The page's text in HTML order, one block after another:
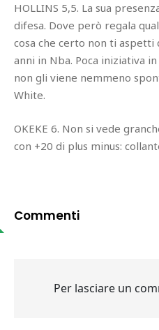
HOLLINS 5,5. La sua
difesa. Dove però regala
cosa che certo non ti aspetti
anni in Nba. Poca iniziativa
non gli viene nemmeno
White.
OKEKE 6. Non si vede
con +20 di plus minus:
Commenti